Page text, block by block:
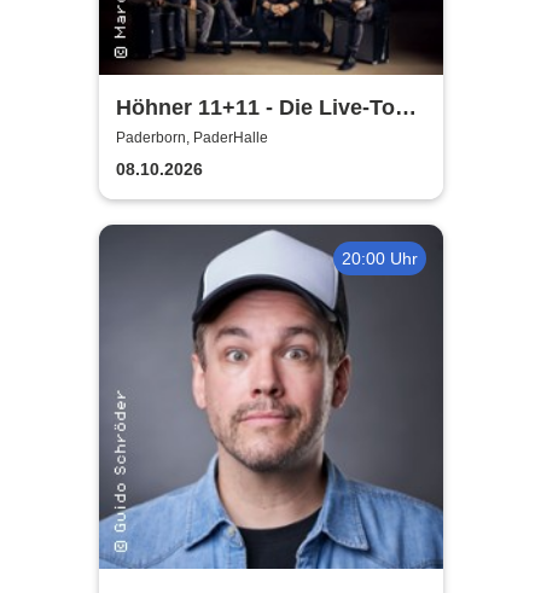
Höhner 11+11 - Die Live-Tour
2025/26
Paderborn, PaderHalle
08.10.2026
20:00 Uhr